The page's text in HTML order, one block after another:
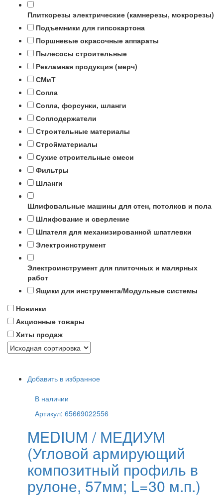
Плиткорезы электрические (камнерезы, мокрорезы)
Подъемники для гипсокартона
Поршневые окрасочные аппараты
Пылесосы строительные
Рекламная продукция (мерч)
СМиТ
Сопла
Сопла, форсунки, шланги
Соплодержатели
Строительные материалы
Стройматериалы
Сухие строительные смеси
Фильтры
Шланги
Шлифовальные машины для стен, потолков и пола
Шлифование и сверление
Шпателя для механизированной шпатлевки
Электроинструмент
Электроинструмент для плиточных и малярных
работ
Ящики для инструмента/Модульные системы
Новинки
Акционные товары
Хиты продаж
Добавить в избранное
В наличии
Артикул: 65669022556
MEDIUM / МЕДИУМ
(Угловой армирующий
композитный профиль в
рулоне, 57мм; L=30 м.п.)